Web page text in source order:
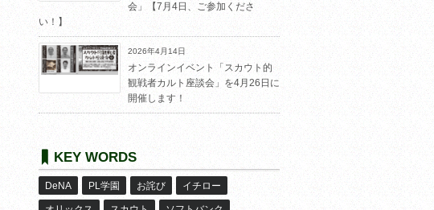
会」【7月4日、ご参加くださ
い！】
2026年4月14日
オンラインイベント「スカウト的
観戦者カルト座談会」を4月26日に
開催します！
KEY WORDS
DeNA PL学園 お詫び イチロー